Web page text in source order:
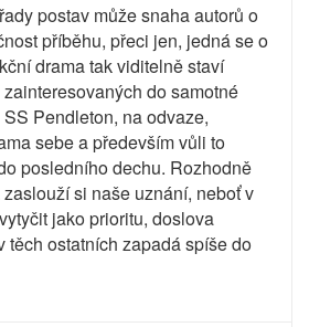
postav může snaha autorů o
příběhu, přeci jen, jedná se o
drama tak viditelně staví
do samotné
Pendleton, na odvaze,
sebe a především vůli to
posledního dechu. Rozhodně
si naše uznání, neboť v
jako prioritu, doslova
těch ostatních zapadá spíše do